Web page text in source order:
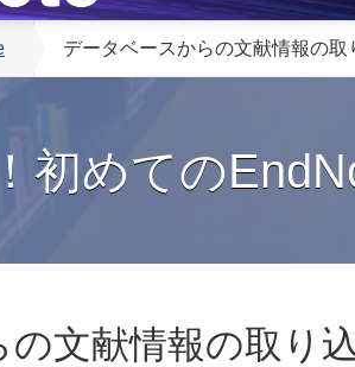
データベースからの文献情報の取
初めての
文献情報の取り